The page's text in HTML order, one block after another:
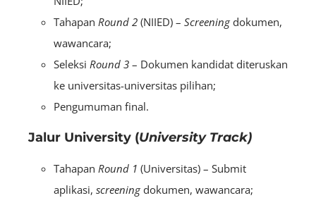
Tahapan Round 2 (NIIED) – Screeningdokumen,
wawancara;
Seleksi Round 3 – Dokumen kandidat diteruskan
ke universitas-universitas pilihan;
Pengumuman final.
Jalur University (University Track)
Tahapan Round 1 (Universitas) – Submit
aplikasi, screeningdokumen, wawancara;